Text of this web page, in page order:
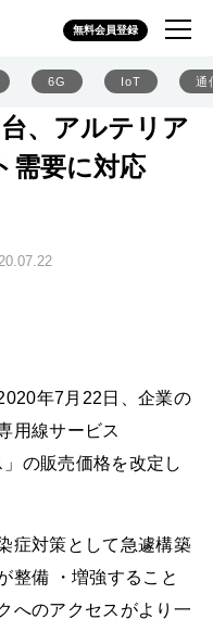
無料会員登録
6G IoT 通
、アルテリア
需要に対応
年7月22日、企業の
用線サービス
の販売価格を改定し
症対策として急遽構築
整備 ・増強すること
へのアクセスがより一